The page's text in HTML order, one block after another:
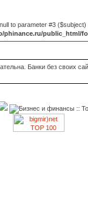
to parameter #3
phinance.ru/public_html/
Банки без своих